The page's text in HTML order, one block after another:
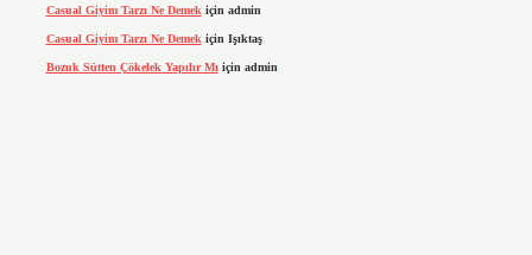
Casual Giyim Tarzı Ne Demekiçin admin
Casual Giyim Tarzı Ne Demek için Işıktaş
Bozuk Sütten Çökelek Yapılır Mı için admin